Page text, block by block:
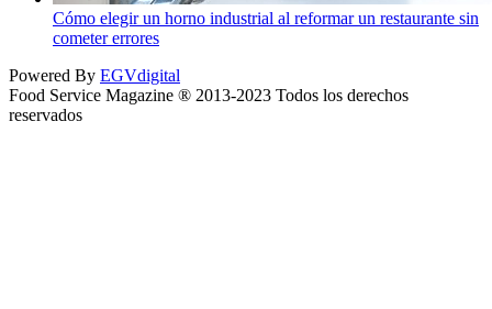
Cómo elegir un horno industrial al reformar un restaurante sin
cometer errores
Powered By EGVdigital
Food Service Magazine ® 2013-2023 Todos los derechos
reservados